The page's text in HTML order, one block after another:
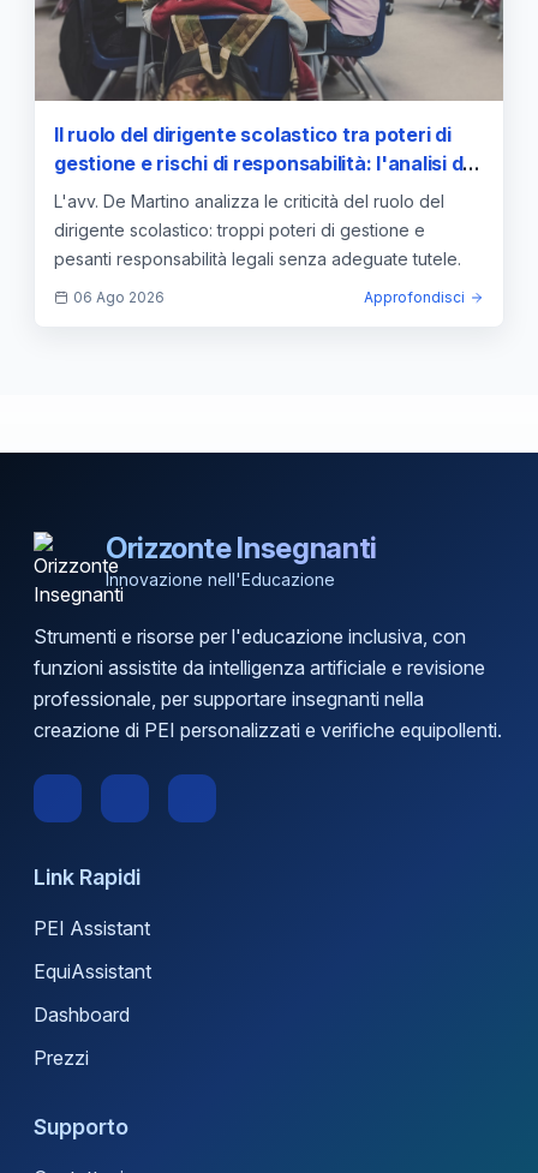
Il ruolo del dirigente scolastico tra poteri di
gestione e rischi di responsabilità: l'analisi del
DLgs 165/2001
L'avv. De Martino analizza le criticità del ruolo del
dirigente scolastico: troppi poteri di gestione e
pesanti responsabilità legali senza adeguate tutele.
06 Ago 2026 Approfondisci
Orizzonte Insegnanti
Innovazione nell'Educazione
Strumenti e risorse per l'educazione inclusiva, con
funzioni assistite da intelligenza artificiale e revisione
professionale, per supportare insegnanti nella
creazione di PEI personalizzati e verifiche equipollenti.
Link Rapidi
PEI Assistant
EquiAssistant
Dashboard
Prezzi
Supporto